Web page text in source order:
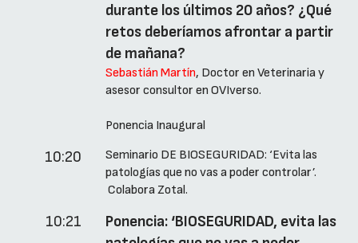
durante los últimos 20 años? ¿Qué
retos deberíamos afrontar a partir
de mañana?
Sebastián Martín, Doctor en Veterinaria y
asesor consultor en OVIverso.
Ponencia Inaugural
10:20
Seminario DE BIOSEGURIDAD: ‘Evita las
patologías que no vas a poder controlar’.
Colabora Zotal.
10:21
Ponencia: ‘BIOSEGURIDAD, evita las